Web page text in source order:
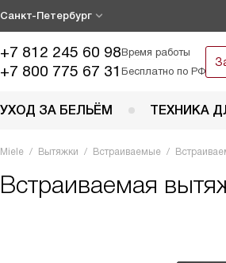
Санкт-Петербург
+7 812 245 60 98Время работы
+7 800 775 67 31 Бесплатно по РФ
УХОД ЗА БЕЛЬЁМ ТЕХНИКА
Miele Вытяжки Встраиваемые
Встраиваемая